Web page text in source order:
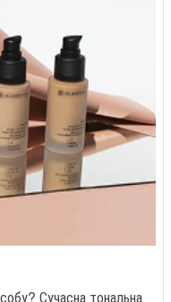
Сучасна тональна